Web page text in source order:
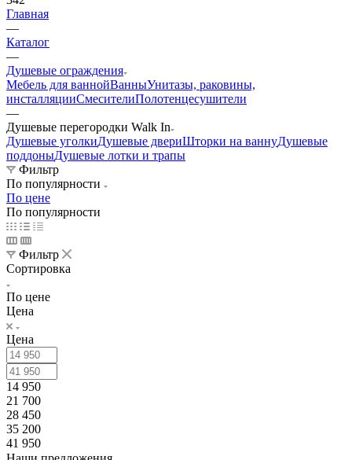
Главная
—
Каталог
—
Душевые ограждения
Мебель для ваннойВанныУнитазы, раковины,
инсталляцииСмесителиПолотенцесушители
—
Душевые перегородки Walk In
Душевые уголкиДушевые двериШторки на ваннуДушевые
поддоныДушевые лотки и трапы
Фильтр
По популярности
По цене
По популярности
Фильтр
Сортировка
По цене
Цена
Цена
14 950
21 700
28 450
35 200
41 950